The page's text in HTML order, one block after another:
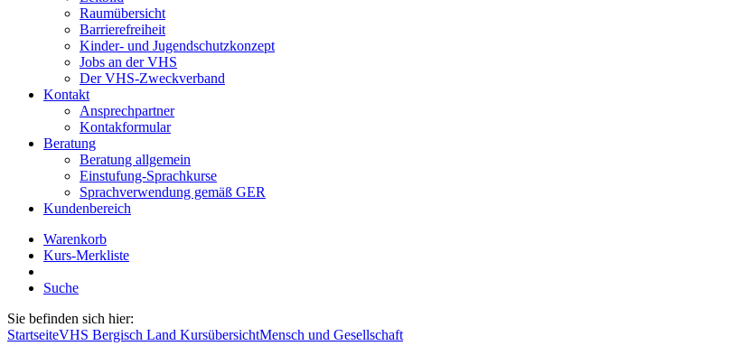
Raumübersicht
Barrierefreiheit
Kinder- und Jugendschutzkonzept
Jobs an der VHS
Der VHS-Zweckverband
Kontakt
Ansprechpartner
Kontakformular
Beratung
Beratung allgemein
Einstufung-Sprachkurse
Sprachverwendung gemäß GER
Kundenbereich
Warenkorb
Kurs-Merkliste
Suche
Sie befinden sich hier:
StartseiteVHS Bergisch Land KursübersichtMensch und Gesellschaft